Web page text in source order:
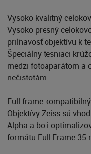
Vysoko kvalitný
Vysoko presný
priľnavosť objektívu k
Špeciálny tesniaci
medzi fotoaparátom a
nečistotám.
Full frame kompatibilný
Objektívy Zeiss sú
Alpha a boli
formátu Full Frame 35